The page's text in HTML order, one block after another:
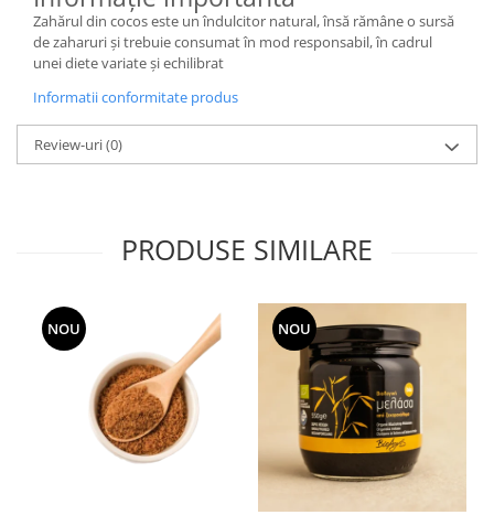
Zahărul din cocos este un îndulcitor natural, însă rămâne o sursă
de zaharuri și trebuie consumat în mod responsabil, în cadrul
unei diete variate și echilibrat
Informatii conformitate produs
Review-uri(0)
PRODUSE SIMILARE
NOU NOU